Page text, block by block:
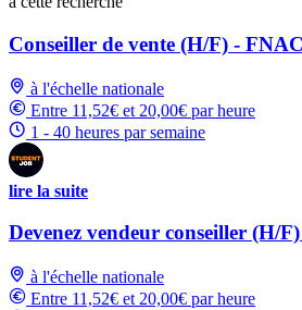
Conseiller de vente (H/F) - FNAC
à l'échelle nationale
Entre 11,52€ et 20,00€ par heure
1 - 40 heures par semaine
lire la suite
Devenez vendeur conseiller (H/
à l'échelle nationale
Entre 11,52€ et 20,00€ par heure